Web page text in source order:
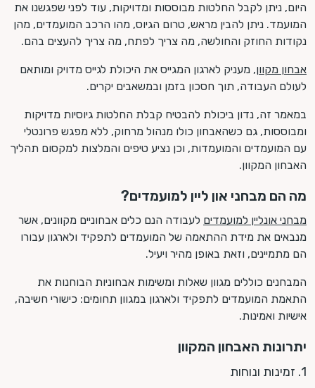
היום, ניתן לקבל החלטות מבוססות ומדויקות, עוד לפני שפגשנו את
המועמד. ניתן להבין מראש, טרום הגיוס, מהו הרכב המועמדים, מהן
נקודות החוזק והחולשה, מה צריך לפתח, מה צריך להעצים בהם.
אבחון מקוון, מעניק לארגון המגייס את היכולת לגייס מדויק ומותאם
לעולם העבודה, תוך חסכון בזמן ובמשאבים יקרים.
במאמר זה, נדון ביכולת להבטיח קבלת החלטות גיוסיות מדויקות
ומבוססות, גם כשהאבחון כולו מנהול מרחוק, ללא מפגש פרונטלי
עם המועמדים והמועמדות, וכן נציע טיפים והמלצות למקסום תהליך
האבחון המקוון.
מה הם מבחני און ליין למועמדים?
מבחני אונליין למועמדים לעבודה הנם כלים אבחוניים מקוונים, אשר
מנבאים את מידת ההתאמה של המועמדים לתפקיד ולארגון עבורו
הם מתמיינים, וזאת באופן מהיר ויעיל.
המבחנים כוללים מגוון שאלות ומשימות אבחוניות הבוחנות את
התאמת המועמדים לתפקיד ולארגון במגוון תחומים: כישורי חשיבה,
אישיות ואמינות.
יתרונות האבחון המקוון
1. זמינות ונוחות